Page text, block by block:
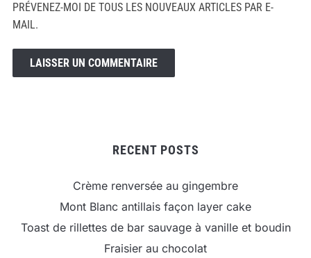
PRÉVENEZ-MOI DE TOUS LES NOUVEAUX ARTICLES PAR E-
MAIL.
RECENT POSTS
Crème renversée au gingembre
Mont Blanc antillais façon layer cake
Toast de rillettes de bar sauvage à vanille et boudin
Fraisier au chocolat